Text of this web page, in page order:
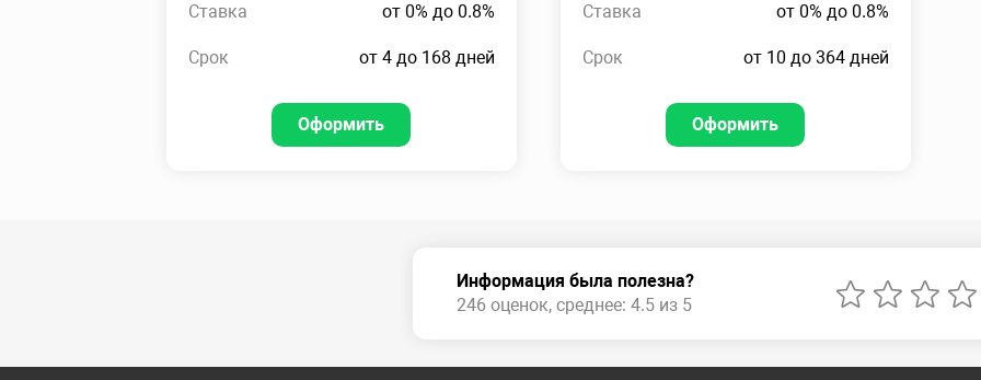
Ставка от 0% до 0.8%
Срок от 4 до 168 дней
Оформить
Ставка от 0% до 0.8%
Срок от 10 до 364 дней
Оформить
Информация была полезна?
246 оценок, среднее: 4.5 из 5